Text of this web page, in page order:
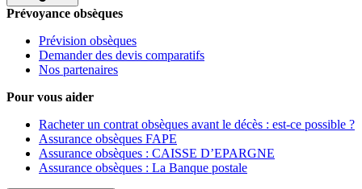
Prévoyance obsèques
Prévision obsèques
Demander des devis comparatifs
Nos partenaires
Pour vous aider
Racheter un contrat obsèques avant le décès : est-ce possible ?
Assurance obsèques FAPE
Assurance obsèques : CAISSE D’EPARGNE
Assurance obsèques : La Banque postale